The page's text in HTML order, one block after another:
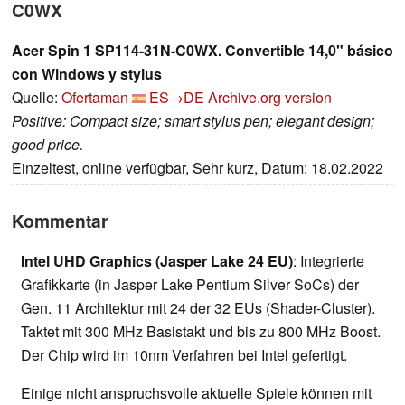
C0WX
Acer Spin 1 SP114-31N-C0WX. Convertible 14,0" básico
con Windows y stylus
Quelle: Ofertaman ES→DE Archive.org version
Positive: Compact size; smart stylus pen; elegant design;
good price.
Einzeltest, online verfügbar, Sehr kurz, Datum: 18.02.2022
Kommentar
Intel UHD Graphics (Jasper Lake 24 EU): Integrierte
Grafikkarte (in Jasper Lake Pentium Silver SoCs) der
Gen. 11 Architektur mit 24 der 32 EUs (Shader-Cluster).
Taktet mit 300 MHz Basistakt und bis zu 800 MHz Boost.
Der Chip wird im 10nm Verfahren bei Intel gefertigt.
Einige nicht anspruchsvolle aktuelle Spiele können mit